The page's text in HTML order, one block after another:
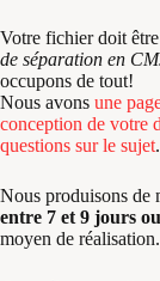
Votre fichier doit
de séparation en
occupons de tout!
Nous avons une
conception de votre
questions sur le sujet.
Nous produisons de
entre 7 et 9 jours
moyen de réalisation.